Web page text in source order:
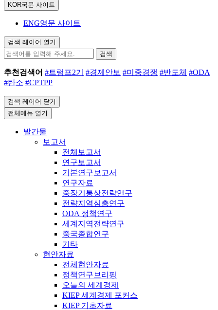
KOR국문 사이트
ENG영문 사이트
검색 레이어 열기
검색
추천검색어 #트럼프2기 #경제안보 #미중경쟁 #반도체 #ODA
#탄소 #CPTPP
검색 레이어 닫기
전체메뉴 열기
발간물
보고서
전체보고서
연구보고서
기본연구보고서
연구자료
중장기통상전략연구
전략지역심층연구
ODA 정책연구
세계지역전략연구
중국종합연구
기타
현안자료
전체현안자료
정책연구브리핑
오늘의 세계경제
KIEP 세계경제 포커스
KIEP 기초자료